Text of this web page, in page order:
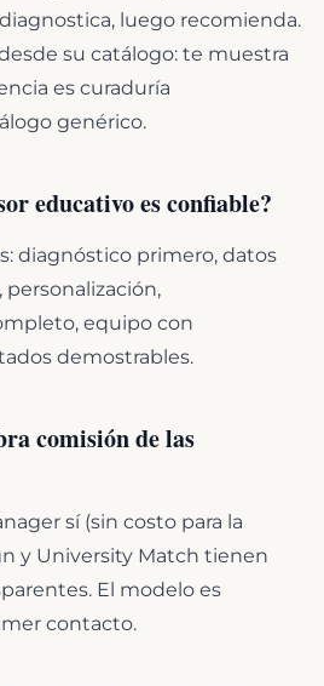
luego recomienda.
su catálogo: te muestra
es curaduría
genérico.
educativo es confiable?
diagnóstico primero, datos
personalización,
equipo con
demostrables.
comisión de las
sí (sin costo para la
y University Match tienen
El modelo es
contacto.